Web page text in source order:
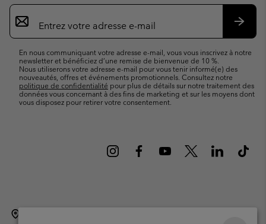
Inscription
par
e-
En nous communiquant votre adresse e-mail, vous vous inscrivez à notre
newsletter et bénéficiez d’une remise de bienvenue de 10 %.
Nous utiliserons votre adresse e-mail pour vous tenir informé(e) des
nouveautés, offres et événements promotionnels. Consultez notre
politique de confidentialité pour plus de détails sur notre traitement des
données vous concernant à des fins de marketing et sur les moyens dont
vous disposez pour retirer votre consentement.